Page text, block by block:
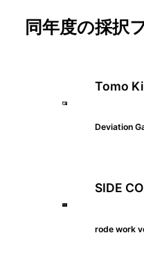
同年度の採択
Tomo
Deviation
SIDE
rode work